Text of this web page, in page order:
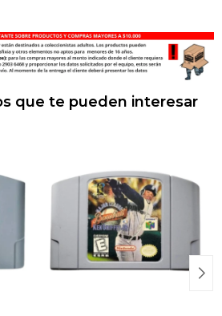
que te pueden interesar